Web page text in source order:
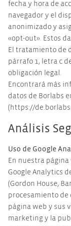
fecha y hora de
navegador y el
anonimizado y
«opt-out». Estos
El tratamiento de
párrafo 1, letra c
obligación legal.
Encontrará más
datos de Borlabs
(https://
Análisis
Uso de Google
En nuestra
Google Analytics
(Gordon House,
procesamiento de
página web y sus
marketing y la